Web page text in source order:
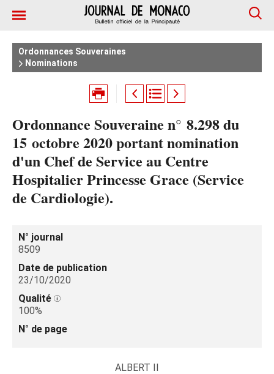
Ordonnances Souveraines
Nominations
Ordonnance Souveraine n° 8.298 du
15 octobre 2020 portant nomination
d'un Chef de Service au Centre
Hospitalier Princesse Grace (Service
de Cardiologie).
N° journal
8509
Date de publication
23/10/2020
Qualité
100%
N° de page
ALBERT II